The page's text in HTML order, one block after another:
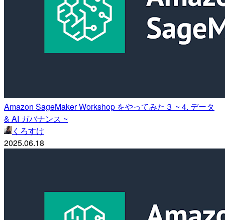
Amazon SageMaker Workshop をやってみた３ ~ 4. データ
& AI ガバナンス ~
くろすけ
2025.06.18